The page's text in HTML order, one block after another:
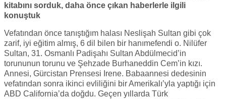
kitabını sorduk, daha önce çıkan haberlerle ilgili
konuştuk
Vefatından önce tanıştığım halası Neslişah Sultan gibi çok
zarif, iyi eğitim almış, 6 dil bilen bir hanımefendi o. Nilüfer
Sultan, 31. Osmanlı Padişahı Sultan Abdülmecid’in
torununun torunu ve Şehzade Burhaneddin Cem’in kızı.
Annesi, Gürcistan Prensesi Irene. Babaannesi dedesinin
vefatından sonra ikinci evliliğini bir Amerikalı’yla yaptığı için
ABD California’da doğdu. Geçen yıllarda Türk